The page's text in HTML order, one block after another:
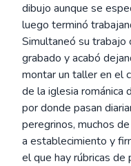
dibujo aunque se
luego terminó
Simultaneó su trabajo
grabado y acabó
montar un taller en el
de la iglesia románica
por donde pasan
peregrinos, muchos
a establecimiento y
el que hay rúbricas de